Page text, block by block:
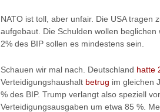
NATO ist toll, aber unfair. Die USA tragen
aufgebaut. Die Schulden wollen
2% des BIP sollen es mindestens sein.
Schauen wir mal nach. Deutschland hatte
Verteidigungshaushalt betrug im gleichen
% des BIP. Trump verlangt also speziell
Verteidigungsausgaben um etwa 85 %.